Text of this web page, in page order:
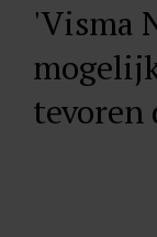
'Visma
tevoren